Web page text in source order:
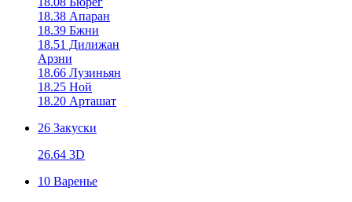
18.38 Апаран
18.39 Бжни
18.51 Дилижан
Арзни
18.66 Лузиньян
18.25 Ной
18.20 Арташат
26 Закуски
26.64 3D
10 Варенье